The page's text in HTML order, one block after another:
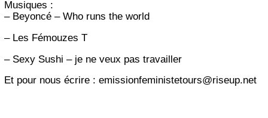
Musiques :
– Beyoncé – Who runs the world
– Les Fémouzes T
– Sexy Sushi – je ne veux pas travailler
Et pour nous écrire : emissionfeministetours@riseup.net